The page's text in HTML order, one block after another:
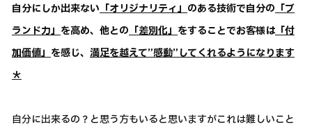
自分にしか出来ない 「オリジナリティ」 のある技術で自分の 「ブ
ランド力」 を高め、他との 「差別化」 をすることでお客様は「付
加価値」 を感じ、 満足を越えて”感動”してくれるようになります
＊
自分に出来るの？と思う方もいると思いますがこれは難しいこと